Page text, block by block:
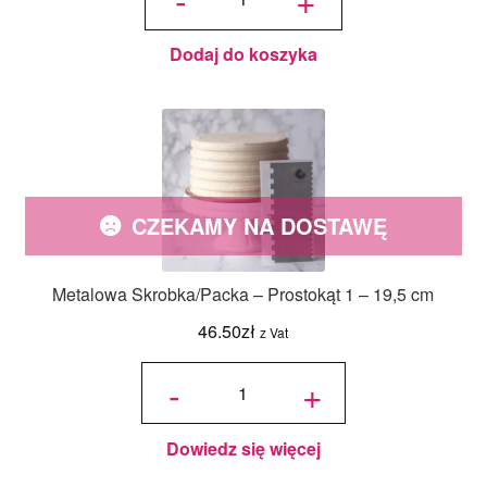
28.95zł.
- zestaw 18
szt. -
Miniowe
Formy
Dodaj do koszyka
Metalowa Skrobka/Packa – Prostokąt 1 – 19,5 cm
46.50zł z Vat
CZEKAMY NA DOSTAWĘ
-
ilość Metalowa
- Prostokąt 1 -
19,5 cm +
Dowiedz się więcej